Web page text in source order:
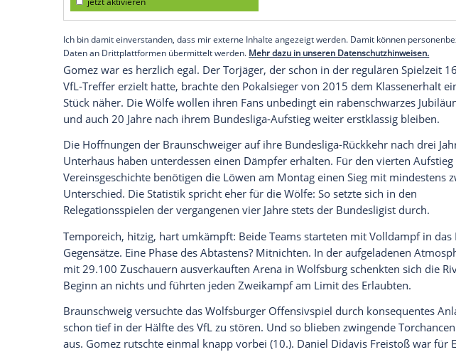
Im Abstiegskampf bleibtGomezWolfsburgspersonifizierte
Nationalspieler erzielte das Tor des Tages in der 35. Minute per
war allerdings äußerst umstritten. Dem Elfmeterpfiff von
ging ein klares Handspiel vonGomezvoraus. Eintracht-Profi
aus kurzer Distanz angeschossen.
Empfohlener externer Inhalt:
Glomex GmbH
Wir benötigen Ihre Zustimmung, um den von unserer Redaktion
anzuzeigen. Sie können diesen mit einem Klick anzeigen lassen und auch
jetzt aktivieren
Ich bin damit einverstanden, dass mir externe Inhalte angezeigt werden. Damit
Daten an Drittplattformen übermittelt werden.Mehr dazu in unseren
Gomez
war es herzlich egal. Der Torjäger, der schon in der
VfL-Treffer erzielt hatte, brachte den Pokalsieger von 2015 dem
Stück näher. Die Wölfe wollen ihren Fans unbedingt ein